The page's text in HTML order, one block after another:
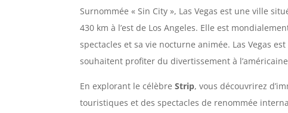
Surnommée « Sin City », Las Vegas est une ville
430 km à l’est de Los Angeles. Elle est
spectacles et sa vie nocturne animée. Las Vegas
souhaitent profiter du divertissement à
En explorant le célèbreStrip, vous découvrirez
touristiques et des spectacles de renommée